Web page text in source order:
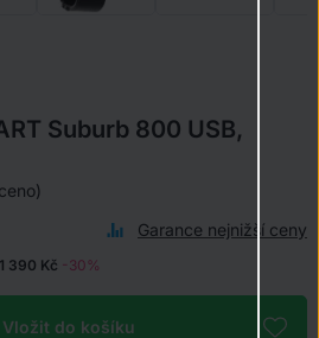
Suburb 800 USB,
1 390 Kč -30%
Garance nejnižší ceny
Vložit do košíku